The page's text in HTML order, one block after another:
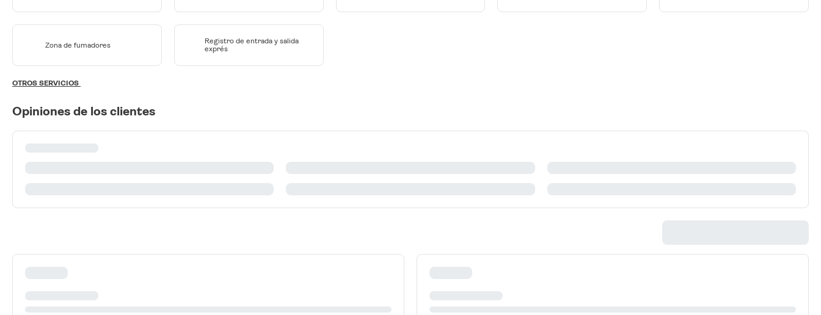
Zona de fumadores
Registro de entrada y salida
exprés
OTROS SERVICIOS
Opiniones de los clientes